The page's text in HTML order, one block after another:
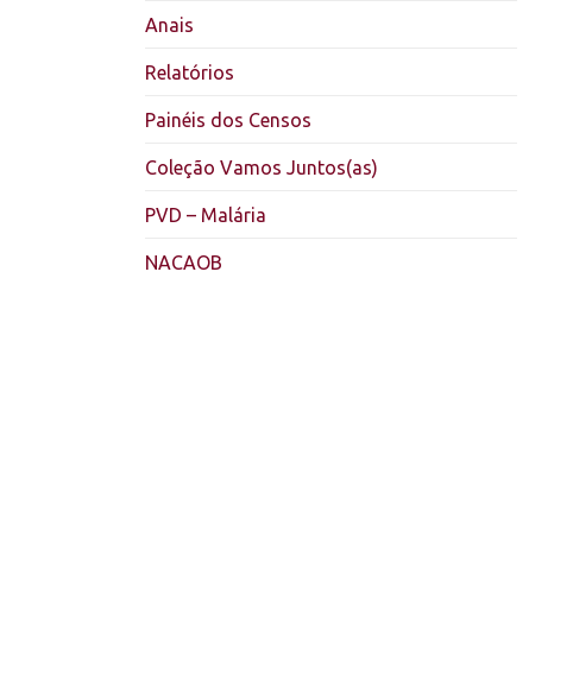
Anais
Relatórios
Painéis dos Censos
Coleção Vamos Juntos(as)
PVD – Malária
NACAOB